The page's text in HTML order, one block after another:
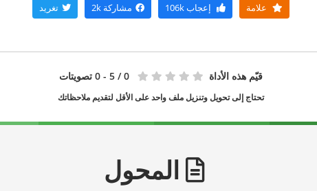
علامة إعجاب مشاركة 2k تغريد
قيّم هذه الأداة 0 / 5 - 0 تصويتات
تحتاج إلى تحويل وتنزيل ملف واحد على الأقل لتقديم ملاحظاتك
المحول